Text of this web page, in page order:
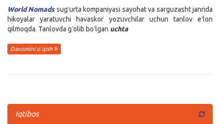
World Nomadssugʻurta kompaniyasi sayohat va sarguzasht janrida
hikoyalar yaratuvchi havaskor yozuvchilar uchun tanlov eʻlon
qilmoqda. Tanlovda gʻolib boʻlgan uchta
Davomini o'qish
Iqtibos